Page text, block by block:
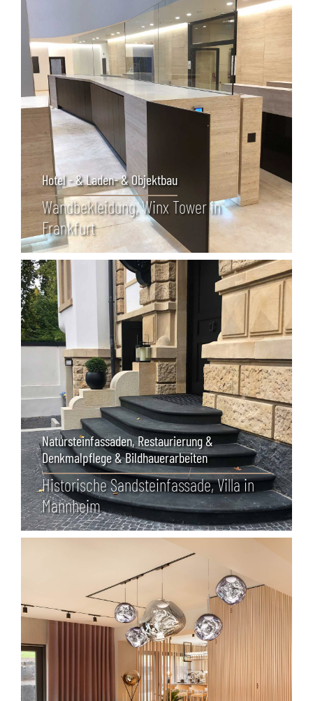
Wand­bekleidung, Winx Tower in
Frankfurt
Hotel - & Laden- & Objektbau
Historische Sandstein­fassade, Villa in
Mannheim
Natursteinfassaden,Restaurierung &
Denkmalpflege & Bildhauerarbeiten